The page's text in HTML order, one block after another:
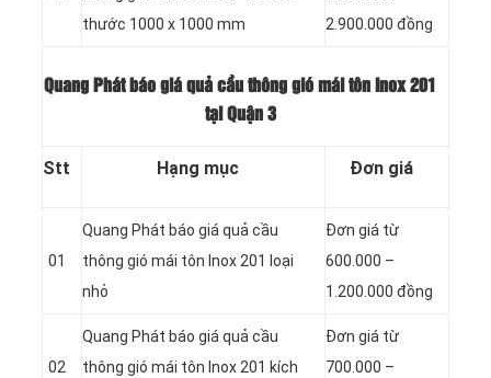
thước 1000 x 1000 mm
2.900.000 đồng
Quang Phát báo giá quả cầu thông gió mái tôn Inox 201
tại Quận 3
Stt Hạng mục Đơn giá
01
Quang Phát báo giá quả cầu
thông gió mái tôn Inox 201 loại
nhỏ
Đơn giá từ
600.000 –
1.200.000 đồng
02
Quang Phát báo giá quả cầu
thông gió mái tôn Inox 201 kích
Đơn giá từ
700.000 –